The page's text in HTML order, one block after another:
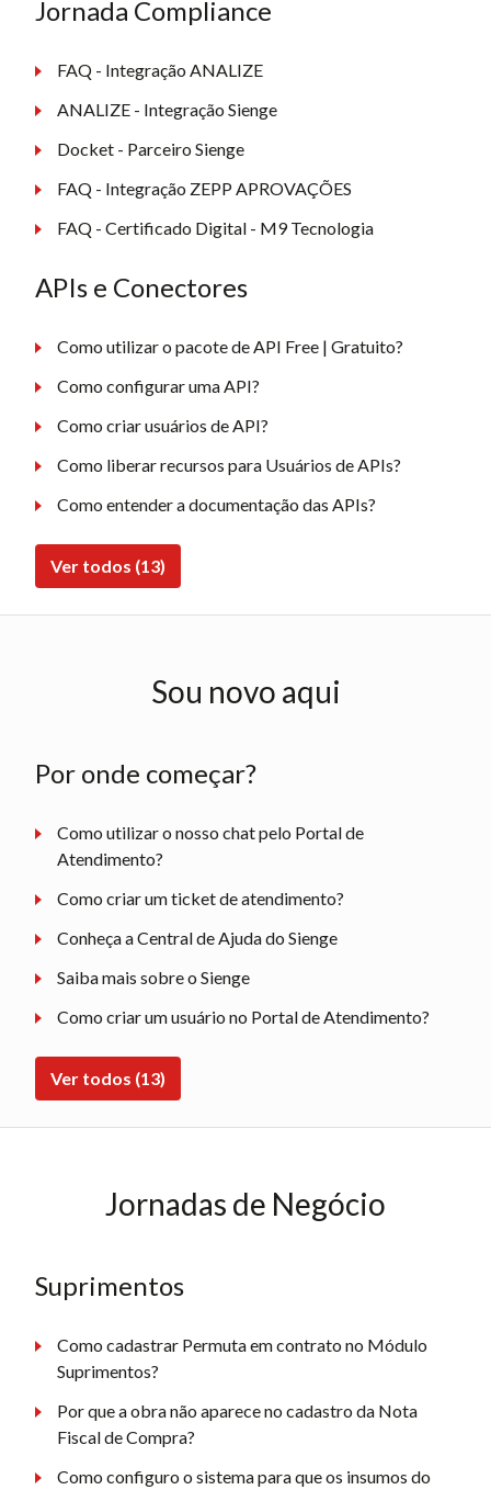
Jornada Compliance
FAQ - Integração ANALIZE
ANALIZE - Integração Sienge
Docket - Parceiro Sienge
FAQ - Integração ZEPP APROVAÇÕES
FAQ - Certificado Digital - M9 Tecnologia
APIs e Conectores
Como utilizar o pacote de API Free | Gratuito?
Como configurar uma API?
Como criar usuários de API?
Como liberar recursos para Usuários de APIs?
Como entender a documentação das APIs?
Ver todos (13)
Sou novo aqui
Por onde começar?
Como utilizar o nosso chat pelo Portal de
Atendimento?
Como criar um ticket de atendimento?
Conheça a Central de Ajuda do Sienge
Saiba mais sobre o Sienge
Como criar um usuário no Portal de Atendimento?
Ver todos (13)
Jornadas de Negócio
Suprimentos
Como cadastrar Permuta em contrato no Módulo
Suprimentos?
Por que a obra não aparece no cadastro da Nota
Fiscal de Compra?
Como configuro o sistema para que os insumos do